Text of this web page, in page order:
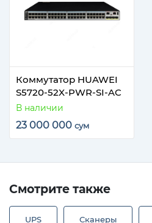
Коммутатор HUAWEI
S5720-52X-PWR-SI-AC
В наличии
23 000 000 сум
Смотрите также
UPS Сканеры